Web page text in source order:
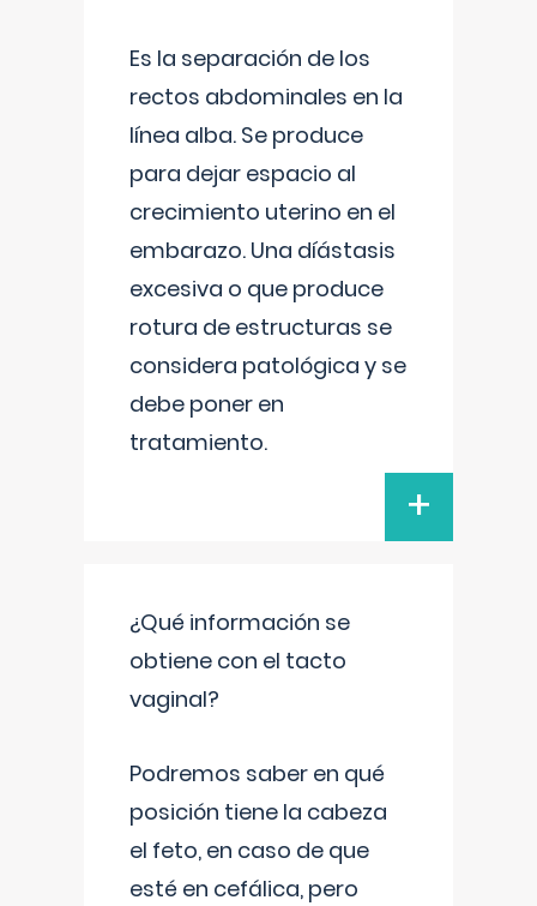
Es la separación de los
rectos abdominales en la
línea alba. Se produce
para dejar espacio al
crecimiento uterino en el
embarazo. Una díástasis
excesiva o que produce
rotura de estructuras se
considera patológica y se
debe poner en
tratamiento.
+
¿Qué información se
obtiene con el tacto
vaginal?
Podremos saber en qué
posición tiene la cabeza
el feto, en caso de que
esté en cefálica, pero